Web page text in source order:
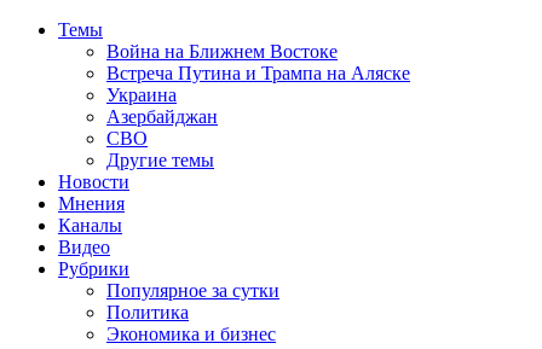
Темы
Война на Ближнем Востоке
Встреча Путина и Трампа на Аляске
Украина
Азербайджан
СВО
Другие темы
Новости
Мнения
Каналы
Видео
Рубрики
Популярное за сутки
Политика
Экономика и бизнес